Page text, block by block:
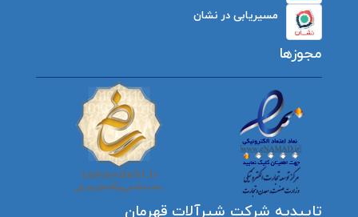
مسیریابی در نشان
مجوزها
تاییدیه شرکت شیرآلات قهرمان